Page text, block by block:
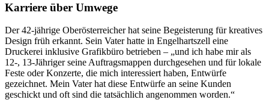
Karriere über Umwege
Der 42-jährige Oberösterreicher hat seine Begeisterung für kreatives
Design früh erkannt. Sein Vater hatte in Engelhartszell eine
Druckerei inklusive Grafikbüro betrieben – „und ich habe mir als
12-, 13-Jähriger seine Auftragsmappen durchgesehen und für lokale
Feste oder Konzerte, die mich interessiert haben, Entwürfe
gezeichnet. Mein Vater hat diese Entwürfe an seine Kunden
geschickt und oft sind die tatsächlich angenommen worden.“